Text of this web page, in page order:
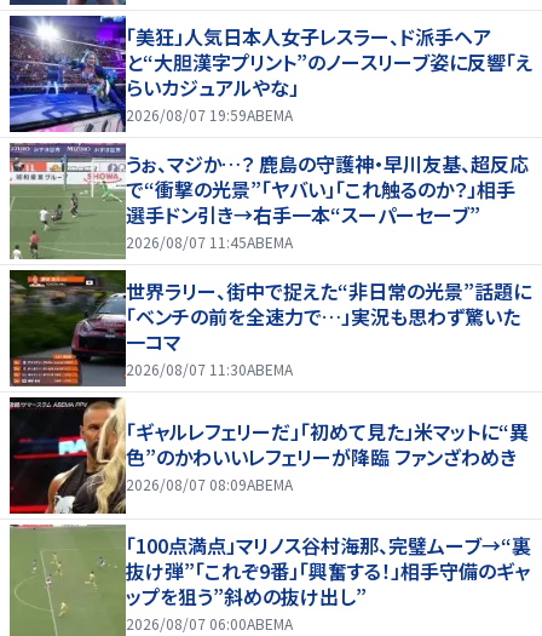
「美狂」人気日本人女子レスラー、ド派手ヘア
と“大胆漢字プリント”のノースリーブ姿に反響「え
らいカジュアルやな」
2026/08/07 19:59ABEMA
うぉ、マジか…？ 鹿島の守護神・早川友基、超反応
で“衝撃の光景”「ヤバい」「これ触るのか？」相手
選手ドン引き→右手一本“スーパーセーブ”
2026/08/07 11:45ABEMA
世界ラリー、街中で捉えた“非日常の光景”話題に
「ベンチの前を全速力で…」実況も思わず驚いた
一コマ
2026/08/07 11:30ABEMA
「ギャルレフェリーだ」「初めて見た」米マットに“異
色”のかわいいレフェリーが降臨 ファンざわめき
2026/08/07 08:09ABEMA
「100点満点」マリノス谷村海那、完璧ムーブ→“裏
抜け弾”「これぞ9番」「興奮する！」相手守備のギャ
ップを狙う”斜めの抜け出し”
2026/08/07 06:00ABEMA